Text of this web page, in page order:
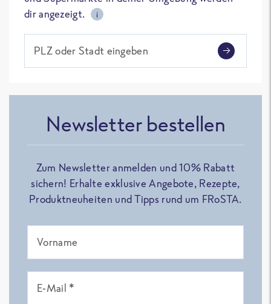
dir angezeigt.
i
PLZ oder Stadt eingeben
Newsletter bestellen
Zum Newsletter anmelden und 10% Rabatt
sichern! Erhalte exklusive Angebote, Rezepte,
Produktneuheiten und Tipps rund um FRoSTA.
Vorname
E-Mail *